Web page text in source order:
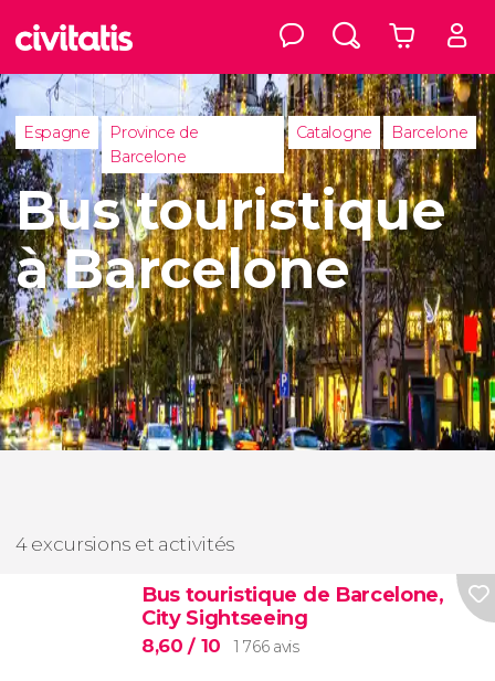
Espagne
Province de
Barcelone
Catalogne Barcelone
Bus touristique
à Barcelone
4 excursions et activités
Bus touristique de Barcelone,
City Sightseeing
8,60/ 10 1 766 avis